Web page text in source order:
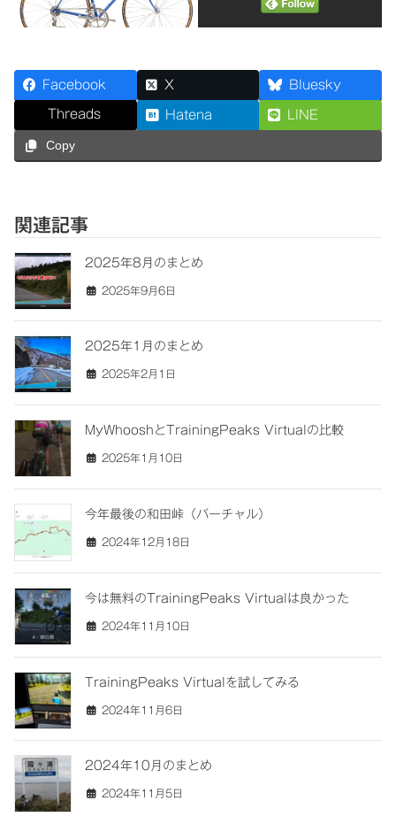
Facebook X Bluesky
Threads Hatena LINE
Copy
関連記事
2025年8月のまとめ
2025年9月6日
2025年1月のまとめ
2025年2月1日
MyWhooshとTrainingPeaks Virtualの比較
2025年1月10日
今年最後の和田峠（バーチャル）
2024年12月18日
今は無料のTrainingPeaks Virtualは良かった
2024年11月10日
TrainingPeaks Virtualを試してみる
2024年11月6日
2024年10月のまとめ
2024年11月5日